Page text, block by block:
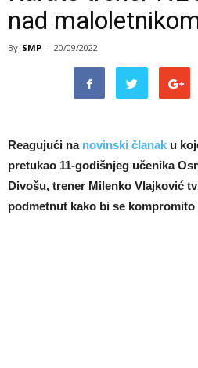
nad
By SMP - 20/09/2022
Reagujući na novinski članak u
pretukao 11-godišnjeg učenika
Divošu, trener Milenko Vlajković
podmetnut kako bi se